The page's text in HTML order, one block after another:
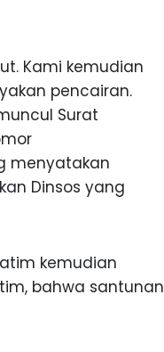
Kami kemudian
pencairan.
Surat
menyatakan
Dinsos yang
kemudian
bahwa santunan